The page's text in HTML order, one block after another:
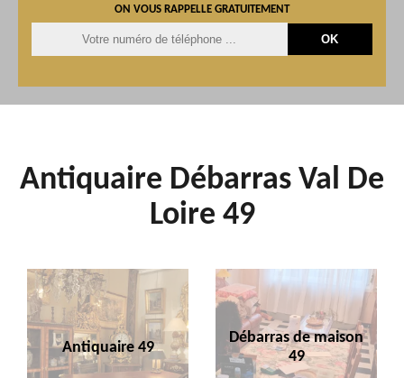
ON VOUS RAPPELLE GRATUITEMENT
Antiquaire Débarras Val De
Loire 49
Antiquaire 49
Débarras de maison
49